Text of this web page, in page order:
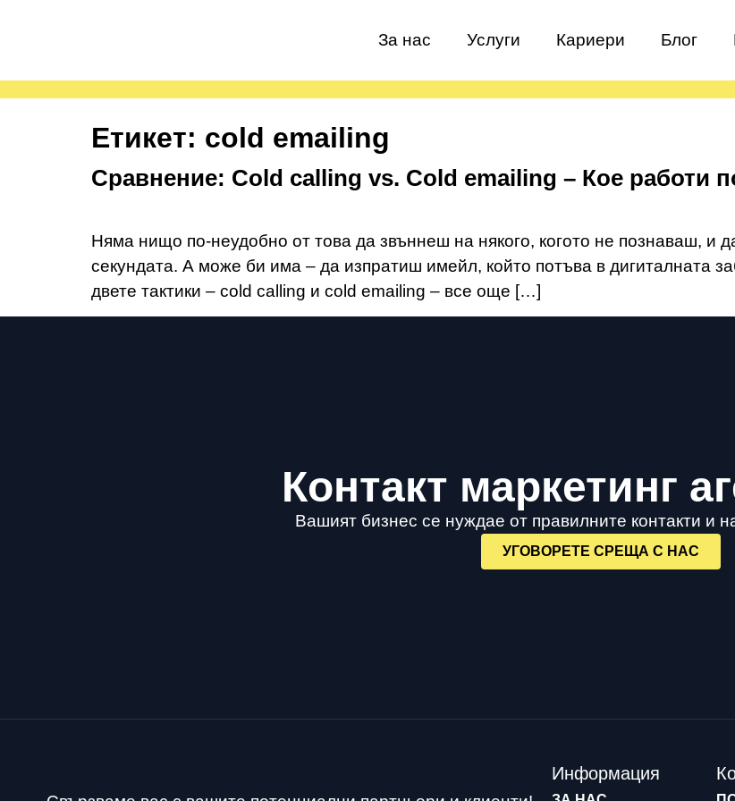
За нас Услуги Кариери Блог
Етикет: cold emailing
Сравнение: Cold calling vs. Cold emailing – Кое работи
Няма нищо по-неудобно от това да звъннеш на някого, когото не познаваш, и
секундата. А може би има – да изпратиш имейл, който потъва в дигиталната
двете тактики – cold calling и cold emailing – все още […]
Контакт маркетинг
Вашият бизнес се нуждае от правилните контакти и
УГОВОРЕТЕ СРЕЩА С НАС
Информация